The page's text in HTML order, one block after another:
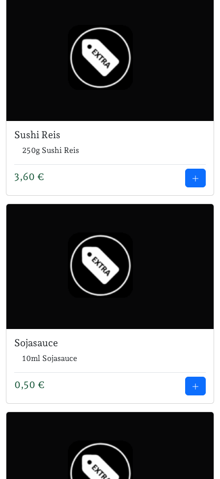
Sushi Reis
250g Sushi Reis
3,60 €
Sojasauce
10ml Sojasauce
0,50 €